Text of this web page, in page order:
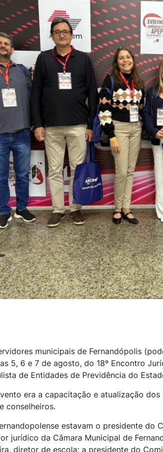
municipais de Fernandópolis
5, 6 e 7 de agosto, do 18º Encontro
de Entidades de Previdência do
era a capacitação e atualização
conselheiros.
estavam o presidente do
jurídico da Câmara Municipal de
diretor de escola; a presidente do